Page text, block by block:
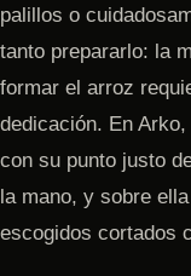
palillos o
tanto prepararlo: la
formar el arroz
dedicación. En Arko,
con su punto justo
la mano, y sobre
escogidos cortados